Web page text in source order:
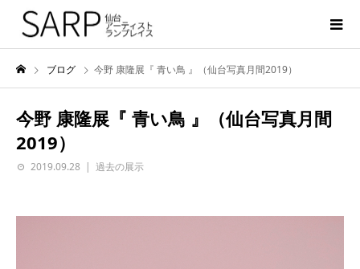
ブログ 今野 康隆展『 青い鳥 』（仙台写真月間2019）
今野 康隆展『 青い鳥 』（仙台写真月間
2019）
2019.09.28 過去の展示